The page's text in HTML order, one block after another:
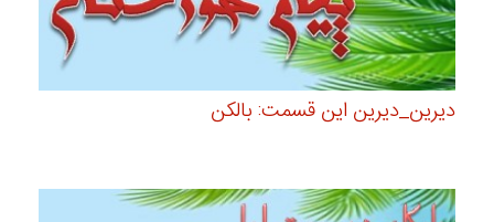
دیرین_دیرین این قسمت: بالکن